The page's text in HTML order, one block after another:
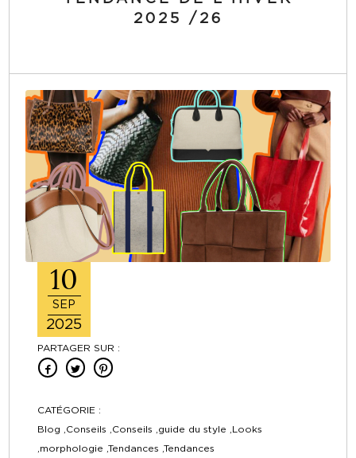
2025 /26
10
SEP
2025
PARTAGER SUR :
CATÉGORIE :
Blog ,Conseils ,Conseils ,guide du style ,Looks
,morphologie ,Tendances ,Tendances